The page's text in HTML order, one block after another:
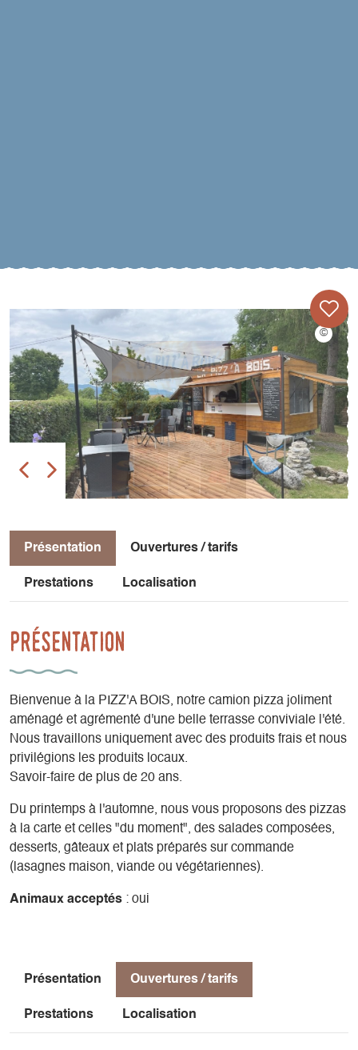
Présentation Ouvertures / tarifs
Prestations Localisation
Présentation
Bienvenue à la PIZZ'A BOIS, notre camion pizza joliment
aménagé et agrémenté d'une belle terrasse conviviale l'été.
Nous travaillons uniquement avec des produits frais et nous
privilégions les produits locaux.
Savoir-faire de plus de 20 ans.
Du printemps à l'automne, nous vous proposons des pizzas
à la carte et celles "du moment", des salades composées,
desserts, gâteaux et plats préparés sur commande
(lasagnes maison, viande ou végétariennes).
Animaux acceptés : oui
Présentation Ouvertures / tarifs
Prestations Localisation